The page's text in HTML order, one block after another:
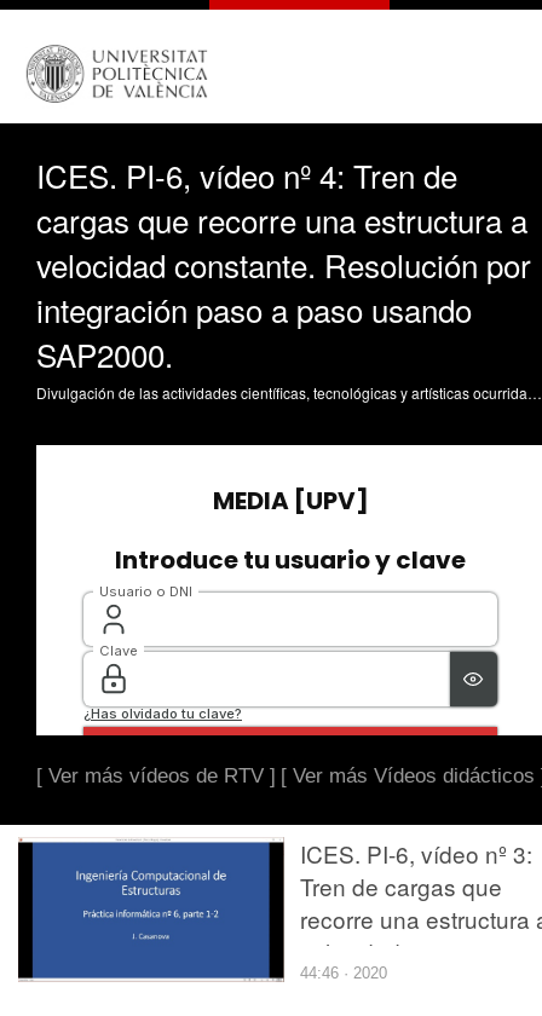
ICES. PI-6, vídeo nº 4: Tren de
cargas que recorre una estructura a
velocidad constante. Resolución por
integración paso a paso usando
SAP2000.
Divulgación de las actividades científicas, tecnológicas y artísticas ocurridas en los tres campus de la UPV
[ Ver más vídeos de RTV ] [ Ver más Vídeos didácticos
ICES. PI-6, vídeo nº 3:
Tren de cargas que
recorre una estructura
velocidad constante.
Resolución por
44:46 · 2020